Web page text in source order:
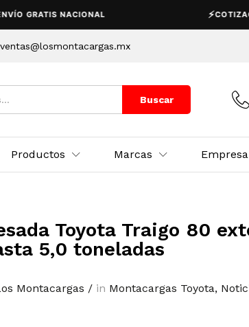
GRATIS NACIONAL
ventas@losmontacargas.mx
Buscar
Productos Marcas Empresa
Toyota Traigo 80
5,0 toneladas
Montacargas / in Montacargas Toyota,